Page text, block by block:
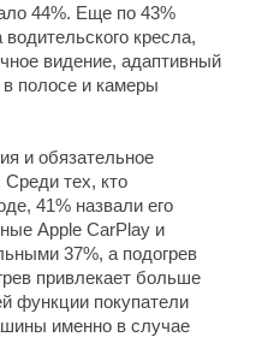
44%. Еще по 43%
кресла,
видение, адаптивный
полосе и камеры
и обязательное
тех, кто
41% назвали его
Apple CarPlay и
37%, а подогрев
привлекает больше
функции покупатели
именно в случае